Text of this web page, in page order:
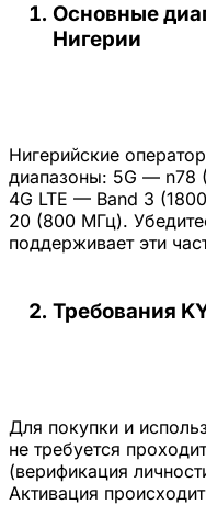
Основные
Нигерии
Нигерийские
диапазоны: 5G — n78
4G LTE — Band 3
20 (800 МГц).
поддерживает эти
Требования
Для покупки и
не требуется
(верификация
Активация